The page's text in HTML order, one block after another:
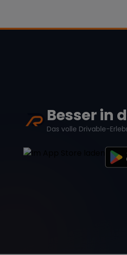
Besser in
Das volle Drivable-